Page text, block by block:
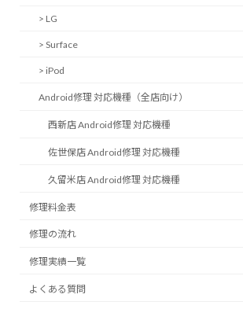
> LG
> Surface
> iPod
Android修理 対応機種（全店向け）
西新店 Android修理 対応機種
佐世保店 Android修理 対応機種
久留米店 Android修理 対応機種
修理料金表
修理の流れ
修理実績一覧
よくある質問